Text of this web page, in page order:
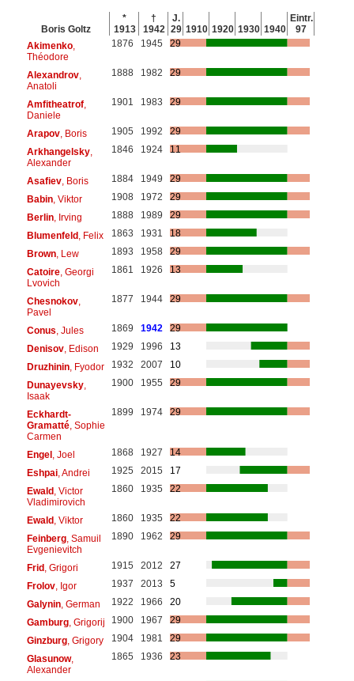
Boris Goltz
*
1913
†
1942
J.
29 1910 1920 1930 1940
Eintr.
97
Akimenko,
Théodore
1876 1945 29
Alexandrov,
Anatoli
1888 1982 29
Amfitheatrof,
Daniele
1901 1983 29
Arapov, Boris 1905 1992
29
Arkhangelsky,
Alexander
1846 1924 11
Asafiev, Boris 1884 1949
29
Babin, Viktor 1908 1972
29
Berlin, Irving 1888 1989
29
Blumenfeld, Felix 1863 1931
18
Brown, Lew 1893 1958
29
Catoire, Georgi
Lvovich
1861 1926 13
Chesnokov,
Pavel
1877 1944 29
Conus , Jules 1869 1942
29
Denisov, Edison 1929 1996
13
Druzhinin, Fyodor 1932 2007
10
Dunayevsky,
Isaak
1900 1955 29
Eckhardt-
Gramatté, Sophie
Carmen
1899 1974 29
Engel, Joel 1868 1927
14
Eshpai, Andrei 1925 2015
17
Ewald, Victor
Vladimirovich
1860 1935 22
Ewald, Viktor 1860 1935
22
Feinberg, Samuil
Evgenievitch
1890 1962 29
Frid, Grigori 1915 2012
27
Frolov, Igor 1937 2013
5
Galynin, German 1922 1966
20
Gamburg, Grigorij 1900 1967
29
Ginzburg, Grigory 1904 1981
29
Glasunow,
Alexander
1865 1936 23